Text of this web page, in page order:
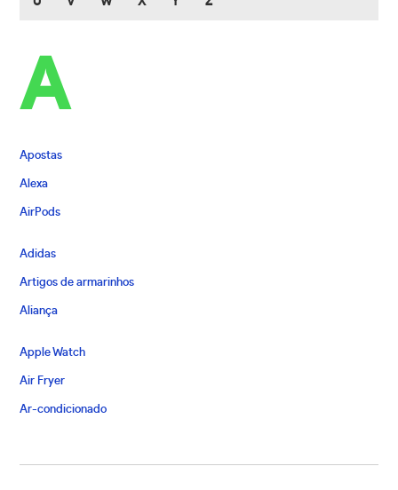
A
Apostas
Alexa
AirPods
Adidas
Artigos de armarinhos
Aliança
Apple Watch
Air Fryer
Ar-condicionado